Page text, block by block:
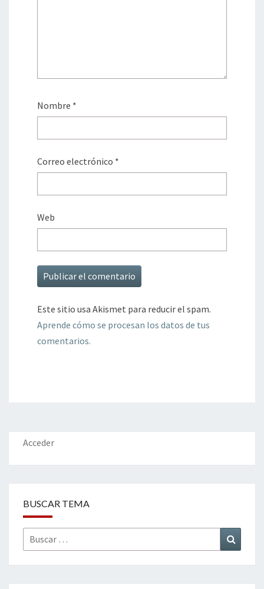
Nombre *
Correo electrónico *
Web
Este sitio usa Akismet para reducir el spam.
Aprende cómo se procesan los datos de tus
comentarios.
Acceder
BUSCAR TEMA
Buscar
por: